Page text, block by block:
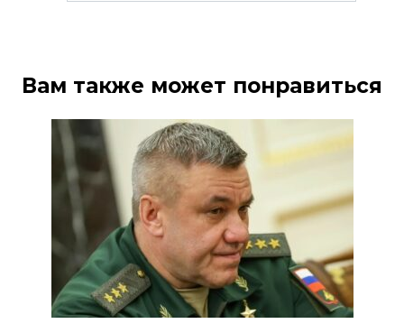
Вам также может понравиться